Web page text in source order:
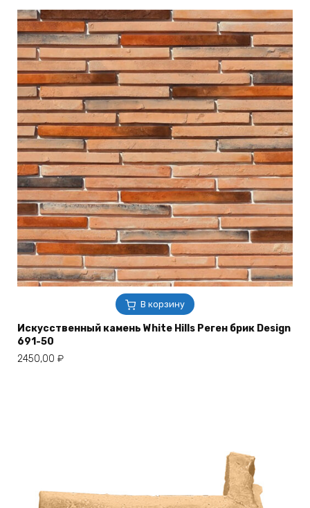
В корзину
Искусственный камень White Hills Реген брик Design
691-50
2450,00 ₽